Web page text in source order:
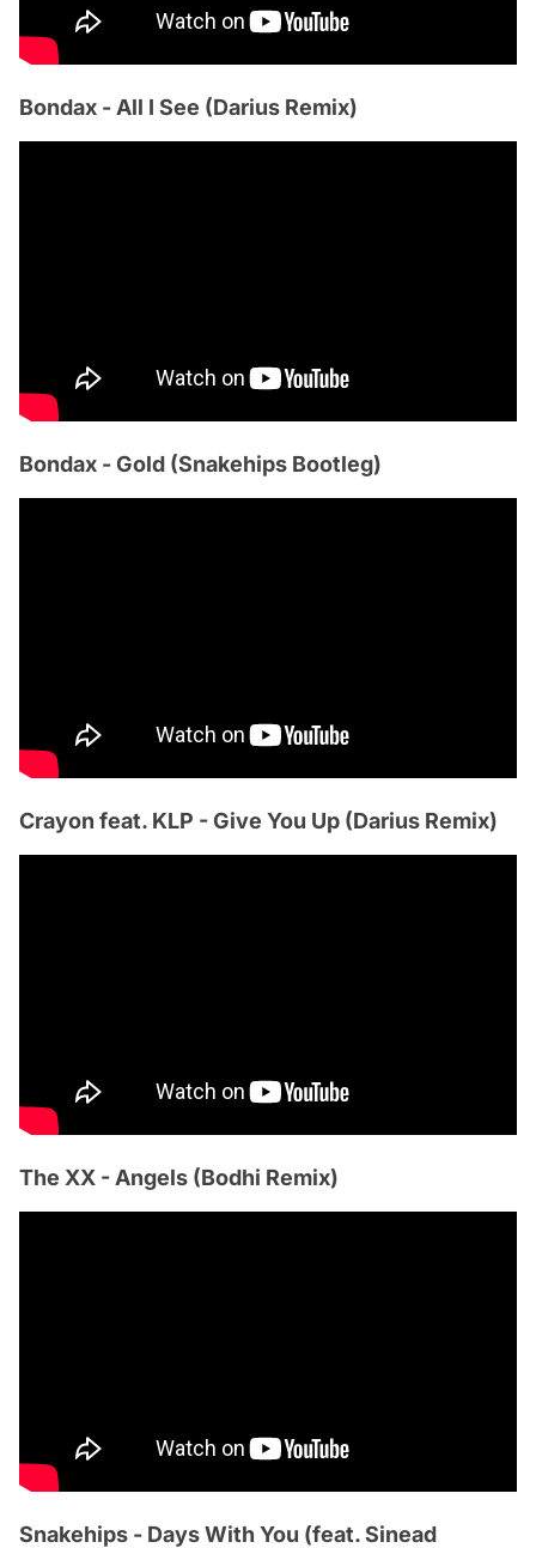
Bondax - All I See (Darius Remix)
Bondax - Gold (Snakehips Bootleg)
Crayon feat. KLP - Give You Up (Darius Remix)
The XX - Angels (Bodhi Remix)
Snakehips - Days With You (feat. Sinead